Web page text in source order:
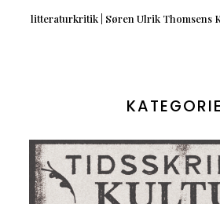
litteraturkritik | Søren Ulrik Thomsens